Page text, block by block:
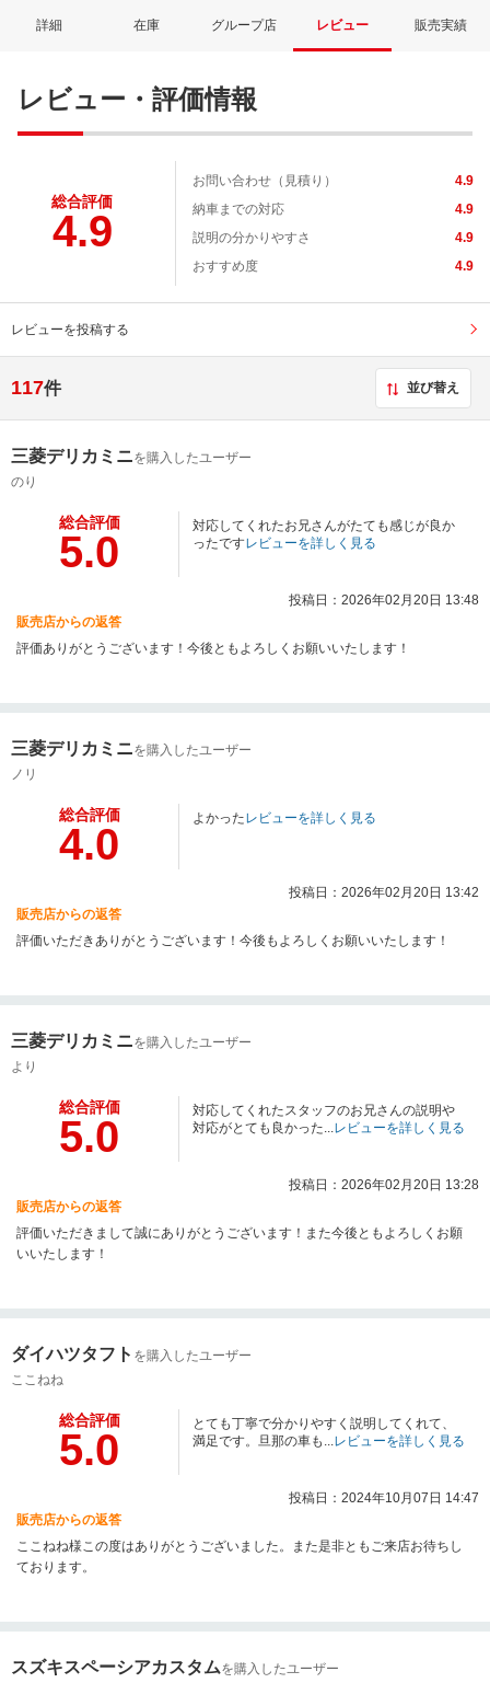
詳細 在庫 グループ店 レビュー 販売実績
レビュー・評価情報
総合評価
4.9
お問い合わせ（見積り）
4.9
納車までの対応
4.9
説明の分かりやすさ
4.9
おすすめ度
4.9
レビューを投稿する
117件 並び替え
三菱デリカミニを購入したユーザー
のり
総合評価
5.0
対応してくれたお兄さんがたても感じが良か
ったですレビューを詳しく見る
投稿日：2026年02月20日 13:48
販売店からの返答
評価ありがとうございます！今後ともよろしくお願いいたします！
三菱デリカミニを購入したユーザー
ノリ
総合評価
4.0
よかったレビューを詳しく見る
投稿日：2026年02月20日 13:42
販売店からの返答
評価いただきありがとうございます！今後もよろしくお願いいたします！
三菱デリカミニを購入したユーザー
より
総合評価
5.0
対応してくれたスタッフのお兄さんの説明や
対応がとても良かった...レビューを詳しく見る
投稿日：2026年02月20日 13:28
販売店からの返答
評価いただきまして誠にありがとうございます！また今後ともよろしくお願
いいたします！
ダイハツタフト を購入したユーザー
ここねね
総合評価
5.0
とても丁寧で分かりやすく説明してくれて、
満足です。旦那の車も...レビューを詳しく見る
投稿日：2024年10月07日 14:47
販売店からの返答
ここねね様この度はありがとうございました。また是非ともご来店お待ちし
ております。
スズキスペーシアカスタムを購入したユーザー